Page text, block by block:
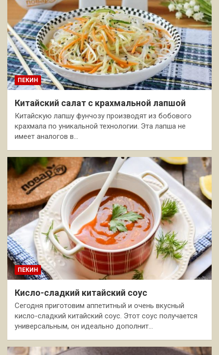
ПЕКИН
Китайский салат с крахмальной лапшой
Китайскую лапшу фунчозу производят из бобового
крахмала по уникальной технологии. Эта лапша не
имеет аналогов в…
ПЕКИН
Кисло-сладкий китайский соус
Сегодня приготовим аппетитный и очень вкусный
кисло-сладкий китайский соус. Этот соус получается
универсальным, он идеально дополнит…